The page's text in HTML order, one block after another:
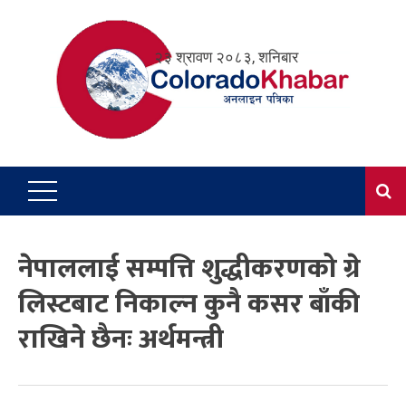
२३ श्रावण २०८३, शनिबार
नेपाललाई सम्पत्ति शुद्धीकरणको ग्रे
लिस्टबाट निकाल्न कुनै कसर बाँकी
राखिने छैनः अर्थमन्त्री